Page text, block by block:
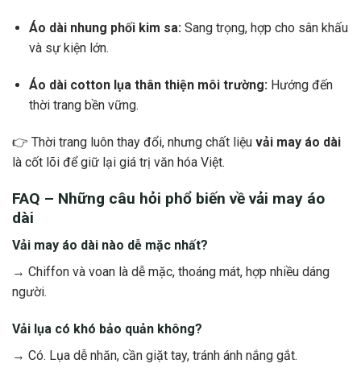
Áo dài nhung phối kim sa:Sang trọng, hợp cho sân khấu
và sự kiện lớn.
Áo dài cotton lụa thân thiện môi trường:Hướng đến
thời trang bền vững.
👉 Thời trang luôn thay đổi, nhưng chất liệu vải may áo dài
là cốt lõi để giữ lại giá trị văn hóa Việt.
FAQ – Những câu hỏi phổ biến về vải may áo
dài
Vải may áo dài nào dễ mặc nhất?
→ Chiffon và voan là dễ mặc, thoáng mát, hợp nhiều dáng
người.
Vải lụa có khó bảo quản không?
→ Có. Lụa dễ nhăn, cần giặt tay, tránh ánh nắng gắt.